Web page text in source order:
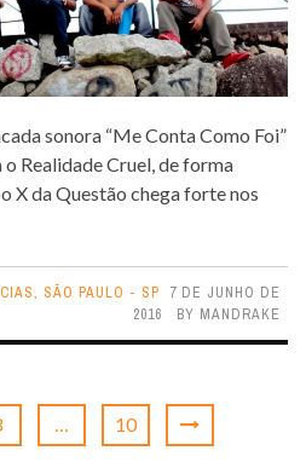
Realidade Cruel, de forma
X da Questão chega forte nos
, SÃO PAULO - SP
7 DE JUNHO DE
2016
BY MANDRAKE
10